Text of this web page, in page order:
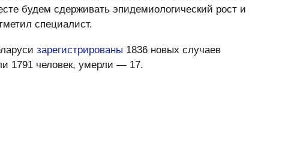
будем сдерживать эпидемиологический рост и
специалист.
зарегистрированы 1836 новых случаев
1791 человек, умерли — 17.